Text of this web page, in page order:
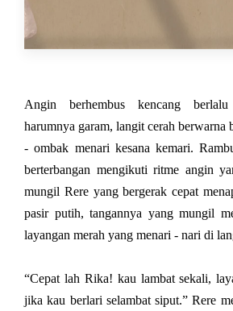
Angin berhembus kencang
harumnya garam, langit cerah berwarna
- ombak menari kesana kemari.
berterbangan mengikuti ritme angin
mungil Rere yang bergerak cepat
pasir putih, tangannya yang mungil
layangan merah yang menari - nari di
“Cepat lah Rika! kau lambat sekali,
jika kau berlari selambat siput.” Rere